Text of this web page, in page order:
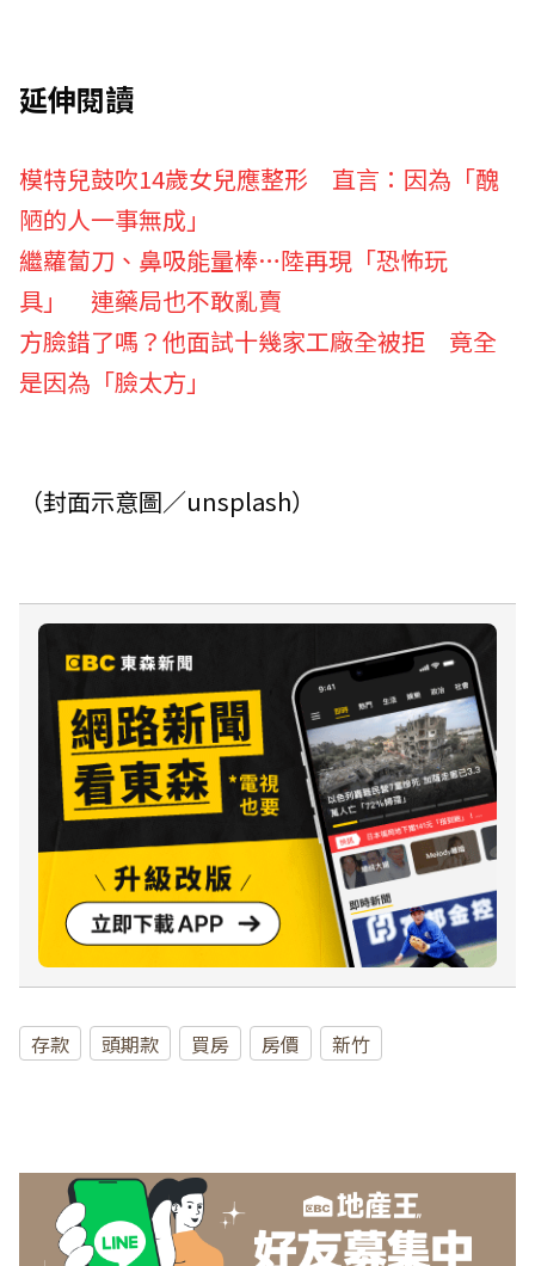
延伸閱讀
模特兒鼓吹14歲女兒應整形 直言：因為「醜
陋的人一事無成」
繼蘿蔔刀、鼻吸能量棒…陸再現「恐怖玩
具」 連藥局也不敢亂賣
方臉錯了嗎？他面試十幾家工廠全被拒 竟全
是因為「臉太方」
（封面示意圖／unsplash）
存款 頭期款 買房 房價 新竹